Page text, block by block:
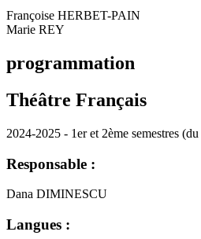
Françoise HERBET-PAIN
Marie REY
programmation
Théâtre Français
2024-2025 - 1er et 2ème semestres
Responsable :
Dana DIMINESCU
Langues :